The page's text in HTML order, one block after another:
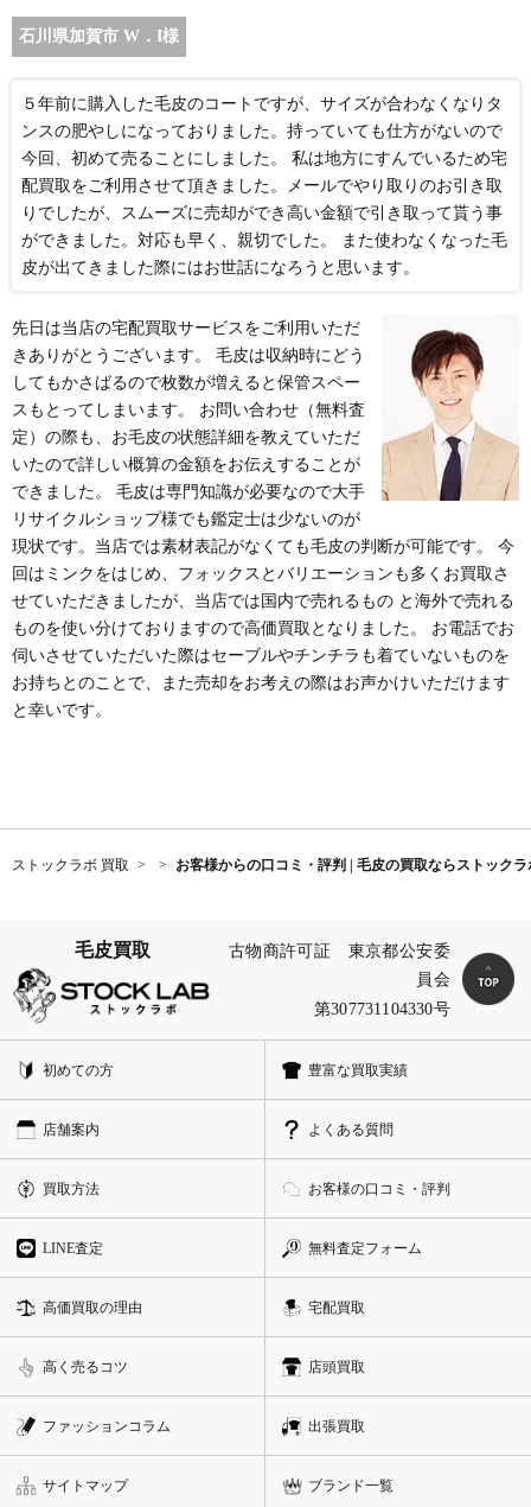
石川県加賀市 W．I様
５年前に購入した毛皮のコートですが、サイズが合わなくなりタ
ンスの肥やしになっておりました。持っていても仕方がないので
今回、初めて売ることにしました。 私は地方にすんでいるため宅
配買取をご利用させて頂きました。メールでやり取りのお引き取
りでしたが、スムーズに売却ができ高い金額で引き取って貰う事
ができました。対応も早く、親切でした。 また使わなくなった毛
皮が出てきました際にはお世話になろうと思います。
先日は当店の宅配買取サービスをご利用いただ
きありがとうございます。 毛皮は収納時にどう
してもかさばるので枚数が増えると保管スペー
スもとってしまいます。 お問い合わせ（無料査
定）の際も、お毛皮の状態詳細を教えていただ
いたので詳しい概算の金額をお伝えすることが
できました。 毛皮は専門知識が必要なので大手
リサイクルショップ様でも鑑定士は少ないのが
現状です。当店では素材表記がなくても毛皮の判断が可能です。 今
回はミンクをはじめ、フォックスとバリエーションも多くお買取さ
せていただきましたが、当店では国内で売れるもの と海外で売れる
ものを使い分けておりますので高価買取となりました。 お電話でお
伺いさせていただいた際はセーブルやチンチラも着ていないものを
お持ちとのことで、また売却をお考えの際はお声かけいただけます
と幸いです。
ストックラボ 買取 お客様からの口コミ・評判 | 毛皮の買取ならストックラ
毛皮買取 古物商許可証 東京都公安委
員会
第307731104330号
初めての方 豊富な買取実績
店舗案内 よくある質問
買取方法 お客様の口コミ・評判
LINE査定 無料査定フォーム
高価買取の理由 宅配買取
高く売るコツ 店頭買取
ファッションコラム 出張買取
サイトマップ ブランド一覧